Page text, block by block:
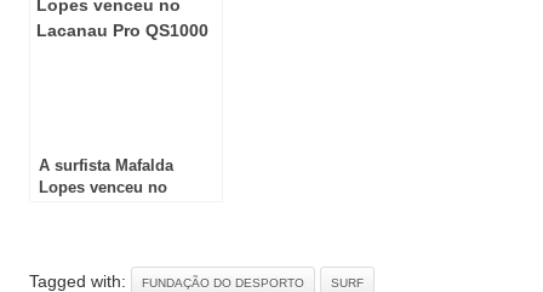
A surfista Mafalda
Lopes venceu no
Tagged with: FUNDAÇÃO DO DESPORTO SURF